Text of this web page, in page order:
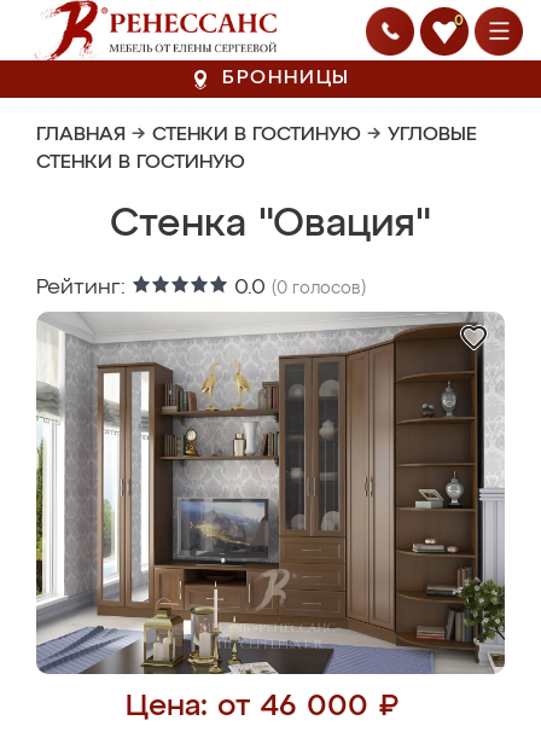
0
БРОННИЦЫ
ГЛАВНАЯ → СТЕНКИ В ГОСТИНУЮ → УГЛОВЫЕ
СТЕНКИ В ГОСТИНУЮ
Стенка "Овация"
Рейтинг: 0.0 (0 голосов)
Цена: от 46 000 ₽